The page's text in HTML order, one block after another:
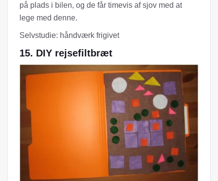
på plads i bilen, og de får timevis af sjov med at
lege med denne.
Selvstudie: håndværk frigivet
15. DIY rejsefiltbræt